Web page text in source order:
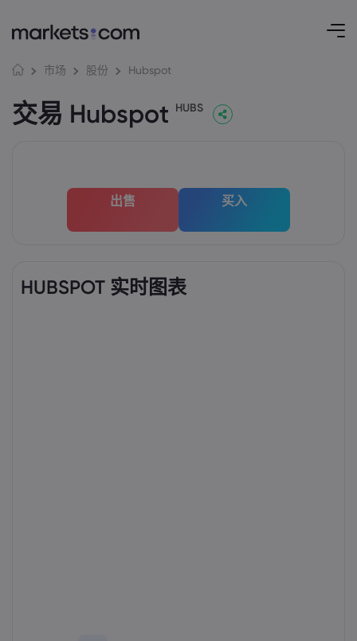
市场 股份 Hubspot
交易 Hubspot HUBS
出售 买入
HUBSPOT 实时图表